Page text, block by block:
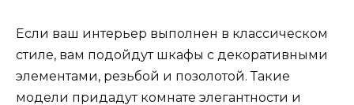
Если ваш интерьер выполнен в классическом
стиле, вам подойдут шкафы с декоративными
элементами, резьбой и позолотой. Такие
модели придадут комнате элегантности и